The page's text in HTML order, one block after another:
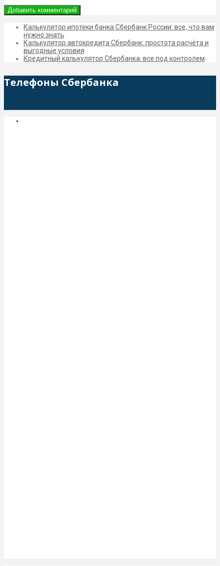
Калькулятор ипотеки банка Сбербанк России: все, что вам
нужно знать
Калькулятор автокредита Сбербанк: простота расчёта и
выгодные условия
Кредитный калькулятор Сбербанка: все под контролем
Телефоны Сбербанка